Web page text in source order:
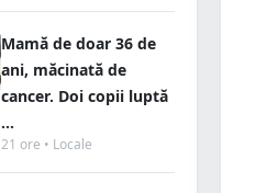
Mamă de doar 36 de
ani, măcinată de
cancer. Doi copii luptă
...
21 ore • Locale